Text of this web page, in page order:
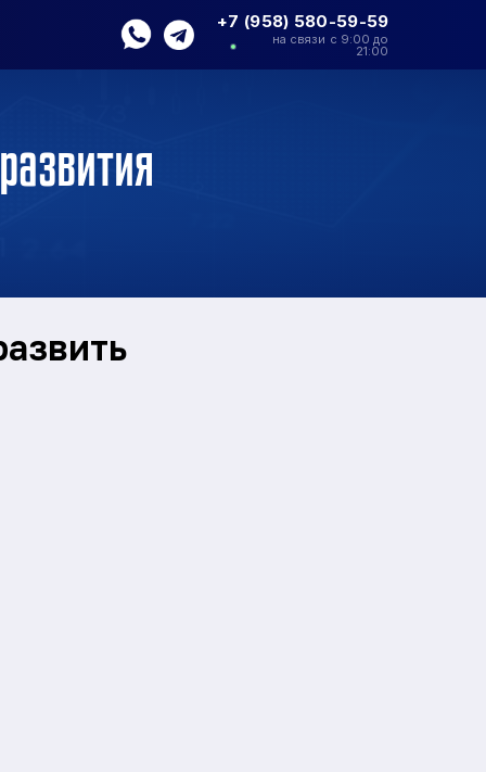
+7 (958) 580-59-59
на связи с 9:00 до
21:00